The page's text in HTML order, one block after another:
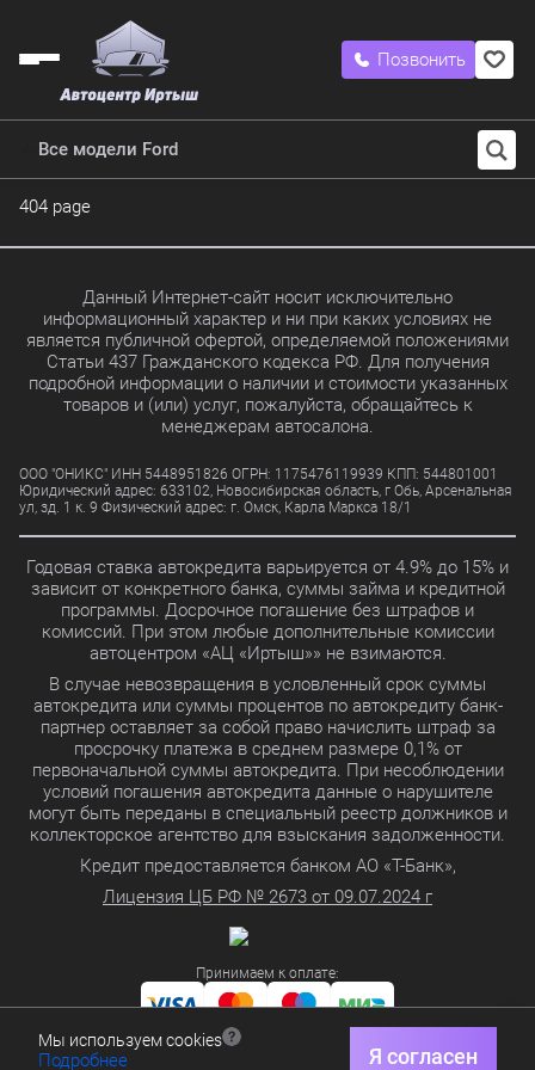
Позвонить
Все модели Ford
404 page
Данный Интернет-сайт носит исключительно
информационный характер и ни при каких условиях не
является публичной офертой, определяемой положениями
Статьи 437 Гражданского кодекса РФ. Для получения
подробной информации о наличии и стоимости указанных
товаров и (или) услуг, пожалуйста, обращайтесь к
менеджерам автосалона.
ООО "ОНИКС" ИНН 5448951826 ОГРН: 1175476119939 КПП: 544801001
Юридический адрес: 633102, Новосибирская область, г Обь, Арсенальная
ул, зд. 1 к. 9 Физический адрес: г. Омск, Карла Маркса 18/1
Годовая ставка автокредита варьируется от 4.9% до 15% и
зависит от конкретного банка, суммы займа и кредитной
программы. Досрочное погашение без штрафов и
комиссий. При этом любые дополнительные комиссии
автоцентром «АЦ «Иртыш»» не взимаются.
В случае невозвращения в условленный срок суммы
автокредита или суммы процентов по автокредиту банк-
партнер оставляет за собой право начислить штраф за
просрочку платежа в среднем размере 0,1% от
первоначальной суммы автокредита. При несоблюдении
условий погашения автокредита данные о нарушителе
могут быть переданы в специальный реестр должников и
коллекторское агентство для взыскания задолженности.
Кредит предоставляется банком АО «Т-Банк»,
Лицензия ЦБ РФ № 2673 от 09.07.2024 г
Принимаем к оплате:
Политика в отношении обработки персональных данных
Мы используем cookies
Подробнее Я согласен